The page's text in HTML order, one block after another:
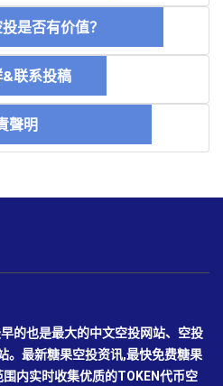
是否有价值？
联系投稿
聲明
的也是最大的中文空投网站、空投
。最新糖果空投资讯,最快免费糖果
内实时收集优质的TOKEN代币空